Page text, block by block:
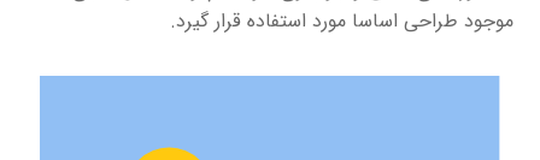
موجود طراحی اساسا مورد استفاده قرار گیرد.